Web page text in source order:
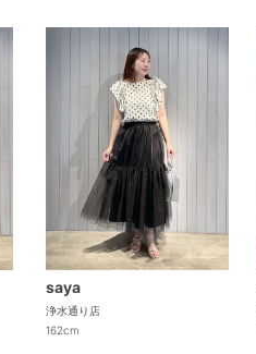
saya
浄水通り店
162cm